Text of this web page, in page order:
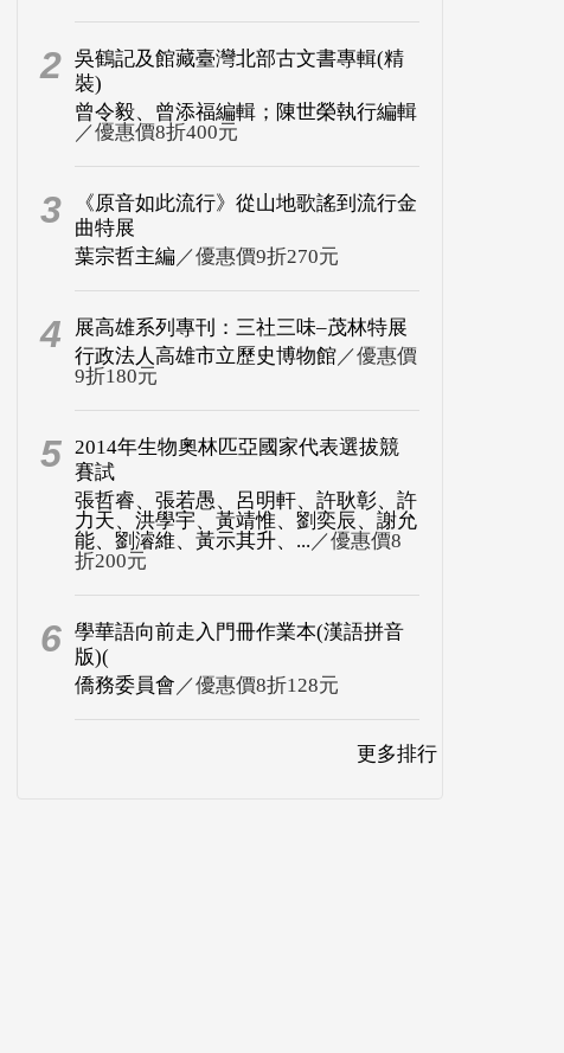
2 吳鶴記及館藏臺灣北部古文書專輯(精
裝)
曾令毅、曾添福編輯；陳世榮執行編輯
／優惠價8折400元
3
《原音如此流行》從山地歌謠到流行金
曲特展
葉宗哲主編 ／優惠價9折270元
4
展高雄系列專刊：三社三味–茂林特展
行政法人高雄市立歷史博物館／優惠價
9折180元
5 2014年生物奧林匹亞國家代表選拔競
賽試
張哲睿、張若愚、呂明軒、許耿彰、許
力天、洪學宇、黃靖惟、劉奕辰、謝允
能、劉濬維、黃示其升、... ／優惠價8
折200元
6 學華語向前走入門冊作業本(漢語拼音
版)(
僑務委員會 ／優惠價8折128元
更多排行